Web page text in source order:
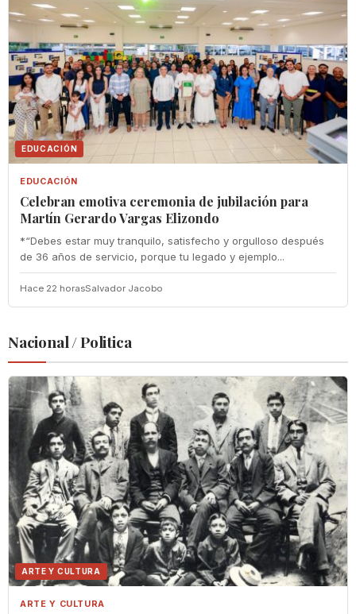
EDUCACIÓN
EDUCACIÓN
Celebran emotiva ceremonia de jubilación para
Martín Gerardo Vargas Elizondo
*“Debes estar muy tranquilo, satisfecho y orgulloso después
de 36 años de servicio, porque tu legado y ejemplo...
Hace 22 horasSalvador Jacobo
Nacional / Politica
ARTE Y CULTURA
ARTE Y CULTURA